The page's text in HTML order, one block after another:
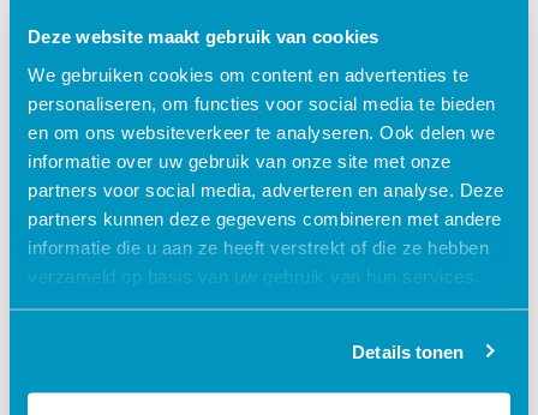
Deze website maakt gebruik van cookies
We gebruiken cookies om content en advertenties te
personaliseren, om functies voor social media te bieden
en om ons websiteverkeer te analyseren. Ook delen we
informatie over uw gebruik van onze site met onze
partners voor social media, adverteren en analyse. Deze
partners kunnen deze gegevens combineren met andere
informatie die u aan ze heeft verstrekt of die ze hebben
verzameld op basis van uw gebruik van hun services.
Details tonen
Interactieve en aantrekkelijke leermethoden
24/7 toegang tot lesmateriaal
Accreditatiepunten worden automatisch
bijgeschreven
Gerelateerde cursussen